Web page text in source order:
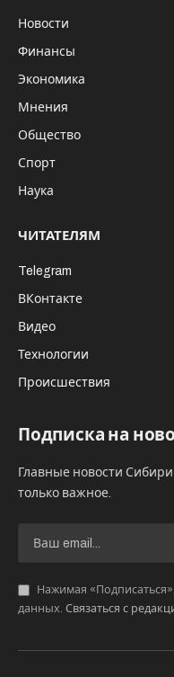
Новости
Финансы
Экономика
Мнения
Общество
Спорт
Наука
ЧИТАТЕЛЯМ
Telegram
ВКонтакте
Видео
Технологии
Происшествия
Подписка на
Главные новости
только важное.
Нажимая
данных. Связаться с